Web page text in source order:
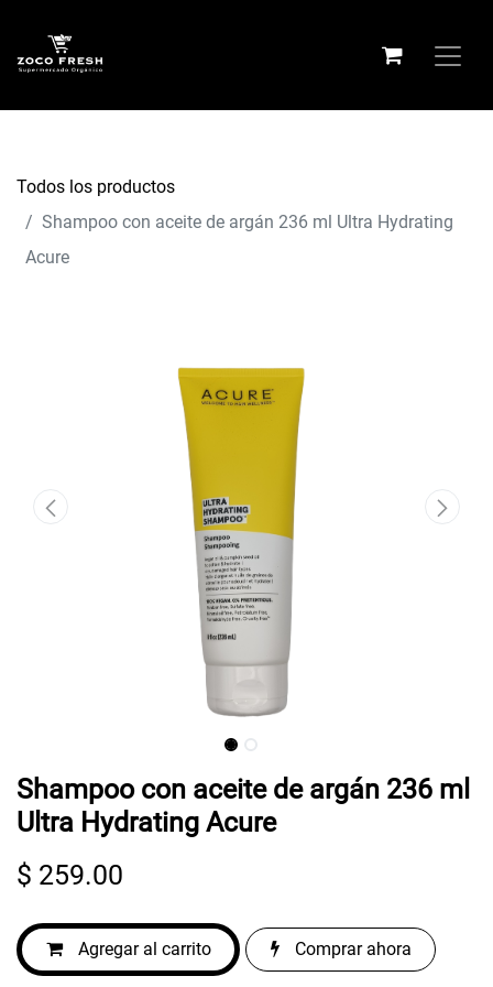
Todos los productos
Shampoo con aceite de argán 236 ml Ultra Hydrating
Acure
Shampoo con aceite de argán 236 ml
Ultra Hydrating Acure
$ 259.00
Agregar al carrito Comprar ahora